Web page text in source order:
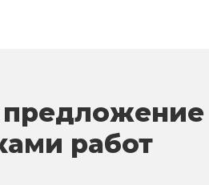
предложение
работ